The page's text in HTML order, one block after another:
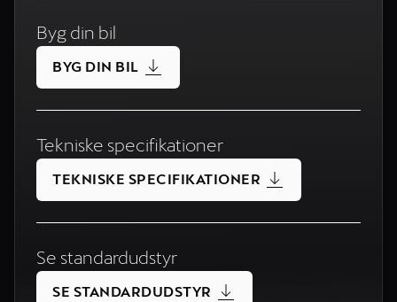
Byg din bil
BYG DIN BIL
Tekniske specifikationer
TEKNISKE SPECIFIKATIONER
Se standardudstyr
SE STANDARDUDSTYR